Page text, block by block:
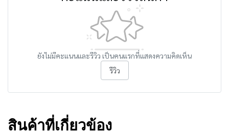
ยังไม่มีคะแนนและรีวิว เป็นคนแรกที่แสดงความคิดเห็น
รีวิว
สินค้าที่เกี่ยวข้อง